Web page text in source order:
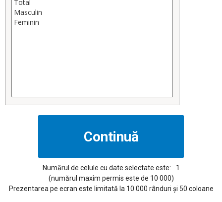
Numărul de celule cu date selectate este:
1
(numărul maxim permis este de 10 000)
Prezentarea pe ecran este limitată la 10 000 rânduri și 50 coloane